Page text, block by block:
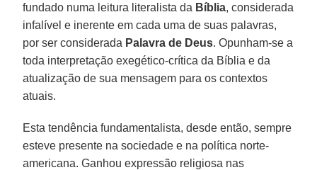
fundado numa leitura literalista da Bíblia, considerada
infalível e inerente em cada uma de suas palavras,
por ser considerada Palavra de Deus. Opunham-se a
toda interpretação exegético-crítica da Bíblia e da
atualização de sua mensagem para os contextos
atuais.
Esta tendência fundamentalista, desde então, sempre
esteve presente na sociedade e na política norte-
americana. Ganhou expressão religiosa nas